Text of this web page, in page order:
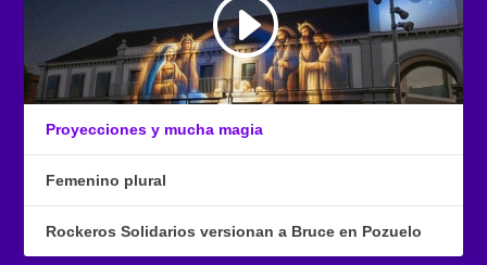
Proyecciones y mucha magia
Femenino plural
Rockeros Solidarios versionan a Bruce en Pozuelo